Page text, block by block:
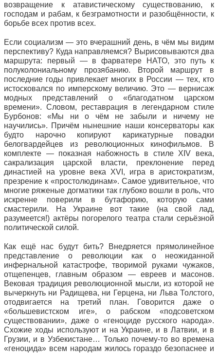
возвращение к атавистическому существованию, к
господам и рабам, к безграмотности и разобщённости, к
борьбе всех против всех.
Если социализм — это вчерашний день, в чём мы видим
перспективу? Куда направляемся? Вырисовываются два
маршрута: первый — в фарватере НАТО, это путь к
полуколониальному прозябанию. Второй маршрут в
последние годы привлекает многих в России — тех, кто
истосковался по имперскому величию. Это — вернисаж
модных представлений о «благодатном царском
времени». Словом, реставрация в легендарном стиле
Бурбонов: «Мы ни о чём не забыли и ничему не
научились». Причём нынешние наши консерваторы как
будто нарочно копируют карикатурные повадки
белогвардейцев из революционных кинофильмов. В
комплекте — показная набожность в стиле XIV века,
сакрализация царской власти, преклонение перед
династией на уровне века XVI, игра в аристократизм,
презрение к «простолюдинам». Самое удивительное, что
многие ряженые догматики так глубоко вошли в роль, что
искренне поверили в бутафорию, которую сами
смастерили. На Украине вот такие (на свой лад,
разумеется!) актёры погорелого театра стали серьёзной
политической силой.
Как ещё нас будут бить? Внедряется прямолинейное
представление о революции как о неожиданной
инфернальной катастрофе, творимой руками чужаков,
отщепенцев, главным образом — евреев и масонов.
Вековая традиция революционной мысли, из которой не
вычеркнуть ни Радищева, ни Герцена, ни Льва Толстого,
отодвигается на третий план. Говорится даже о
«большевистском иге», о рабском «подсоветском
существовании», даже о «геноциде русского народа».
Схожие ходы используют и на Украине, и в Латвии, и в
Грузии, и в Узбекистане… Только почему-то во времена
«геноцида» всем народам жилось гораздо безопаснее и